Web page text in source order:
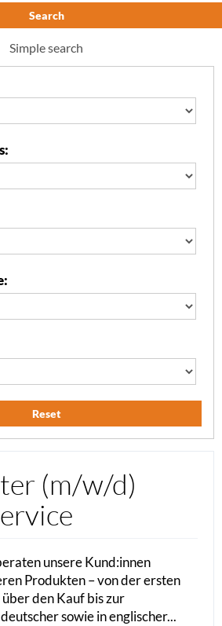
Search
Simple search
:
:
Reset
(m/w/d)
unsere Kund:innen
Produkten – von der ersten
den Kauf bis zur
sowie in englischer...